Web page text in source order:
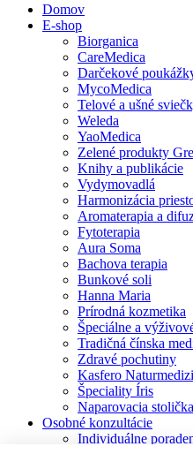
Domov
E-shop
Biorganica
CareMedica
Darčekové
MycoMedica
Telové a ušné
Weleda
YaoMedica
Zelené produkty
Knihy a publikácie
Vydymovadlá
Harmonizácia
Aromaterapia a
Fytoterapia
Aura Soma
Bachova terapia
Bunkové soli
Hanna Maria
Prírodná kozmetika
Špeciálne a
Tradičná čínska
Zdravé pochutiny
Kasfero
Špeciality Íris
Naparovacia stolička
Osobné konzultácie
Individuálne